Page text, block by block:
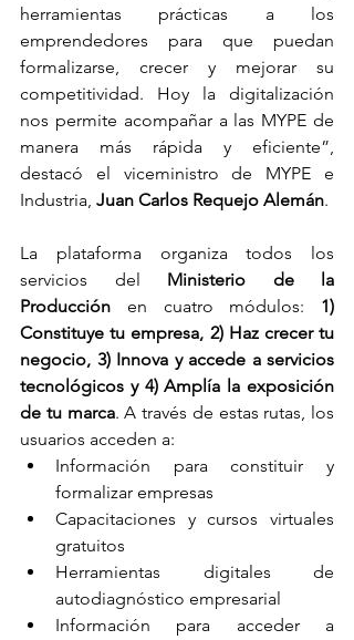
herramientas prácticas a los
emprendedores para que puedan
formalizarse, crecer y mejorar su
competitividad. Hoy la digitalización
nos permite acompañar a las MYPE de
manera más rápida y eficiente”,
destacó el viceministro de MYPE e
Industria, Juan Carlos Requejo Alemán.
La plataforma organiza todos los
servicios del Ministerio de la
Producción en cuatro módulos: 1)
Constituye tu empresa, 2) Haz crecer tu
negocio, 3) Innova y accede a servicios
tecnológicos y 4) Amplía la exposición
de tu marca. A través de estas rutas, los
usuarios acceden a:
Información para constituir y
formalizar empresas
Capacitaciones y cursos virtuales
gratuitos
Herramientas digitales de
autodiagnóstico empresarial
Información para acceder a